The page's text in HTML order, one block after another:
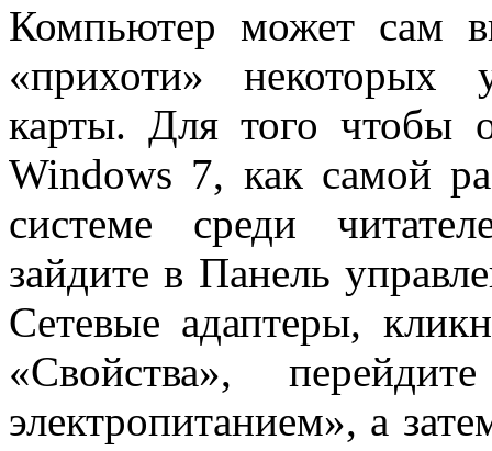
Компьютер может сам
«прихоти» некоторых
карты. Для того чтобы
Windows 7, как самой
системе среди
зайдите в Панель
Сетевые адаптеры,
«Свойства»,
электропитанием», а